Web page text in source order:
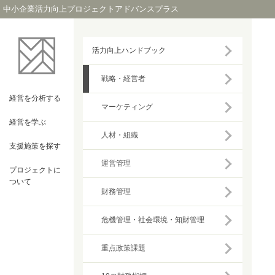
中小企業活力向上プロジェクトアドバンスプラス
経営を分析する
経営を学ぶ
支援施策を探す
プロジェクト に
ついて
活力向上ハンドブック
戦略・経営者
マーケティング
人材・組織
運営管理
財務管理
危機管理・社会環境・知財管理
重点政策課題